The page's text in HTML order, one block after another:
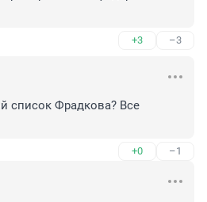
+3 –3
список Фрадкова? Все
+0 –1